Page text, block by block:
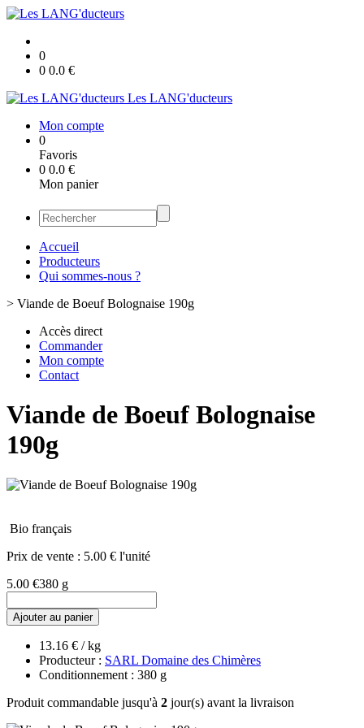
0
0 0.0 €
Les LANG'ducteurs
Mon compte
0
Favoris
0 0.0 €
Mon panier
Accueil
Producteurs
Qui sommes-nous ?
> Viande de Boeuf Bolognaise 190g
Accès direct
Commander
Mon compte
Contact
Viande de Boeuf Bolognaise
190g
Bio français
Prix de vente : 5.00 € l'unité
5.00 €380 g
Ajouter au panier
13.16 € / kg
Producteur : SARL Domaine des Chimères
Conditionnement : 380 g
Produit commandable jusqu'à 2 jour(s) avant la livraison